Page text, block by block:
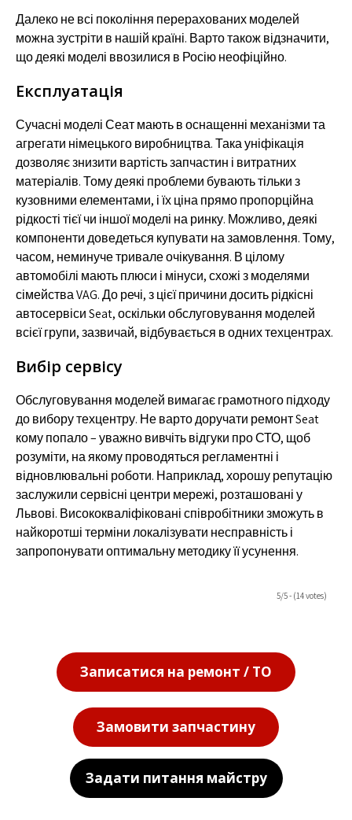
Далеко не всі покоління перерахованих моделей
можна зустріти в нашій країні. Варто також відзначити,
що деякі моделі ввозилися в Росію неофіційно.
Експлуатація
Сучасні моделі Сеат мають в оснащенні механізми та
агрегати німецького виробництва. Така уніфікація
дозволяє знизити вартість запчастин і витратних
матеріалів. Тому деякі проблеми бувають тільки з
кузовними елементами, і їх ціна прямо пропорційна
рідкості тієї чи іншої моделі на ринку. Можливо, деякі
компоненти доведеться купувати на замовлення. Тому,
часом, неминуче тривале очікування. В цілому
автомобілі мають плюси і мінуси, схожі з моделями
сімейства VAG. До речі, з цієї причини досить рідкісні
автосервіси Seat, оскільки обслуговування моделей
всієї групи, зазвичай, відбувається в одних техцентрах.
Вибір сервісу
Обслуговування моделей вимагає грамотного підходу
до вибору техцентру. Не варто доручати ремонт Seat
кому попало – уважно вивчіть відгуки про СТО, щоб
розуміти, на якому проводяться регламентні і
відновлювальні роботи. Наприклад, хорошу репутацію
заслужили сервісні центри мережі, розташовані у
Львові. Висококваліфіковані співробітники зможуть в
найкоротші терміни локалізувати несправність і
запропонувати оптимальну методику її усунення.
5/5 - (14 votes)
Записатися на ремонт / ТО
Замовити запчастину
Задати питання майстру